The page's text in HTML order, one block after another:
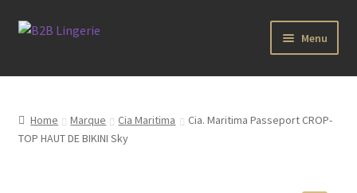
Aller
Aller
Menu
B2B Lingerie Site Officiel
Wholesale Registration Page
Home Marque Cia Maritima
Cia. Maritima Passeport CROP-
TOP HAUT DE BIKINI Sky